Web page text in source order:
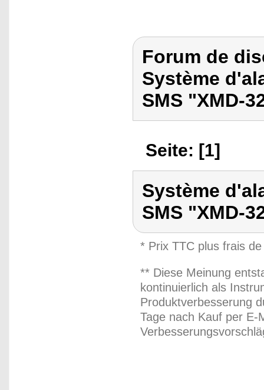
Forum de
Système
SMS "XMD-
Seite: [1]
Système
SMS "XMD-
* Prix TTC plus frais
** Diese Meinung
kontinuierlich als
Produktverbesserung
Tage nach Kauf per E-